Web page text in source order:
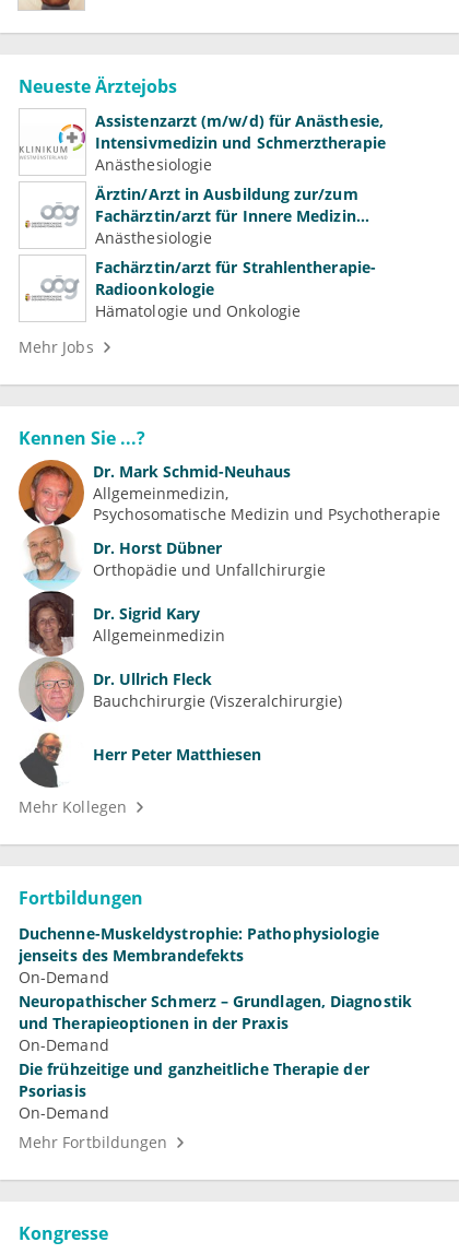
Neueste Ärztejobs
Assistenzarzt (m/w/d) für Anästhesie,
Intensivmedizin und Schmerztherapie
Anästhesiologie
Ärztin/Arzt in Ausbildung zur/zum
Fachärztin/arzt für Innere Medizin
(Kardiologie, Nephrologie, Intensivmedizin)
Anästhesiologie
Fachärztin/arzt für Strahlentherapie-
Radioonkologie
Hämatologie und Onkologie
Mehr Jobs
Kennen Sie ...?
Dr. Mark Schmid-Neuhaus
Allgemeinmedizin
Psychosomatische Medizin und Psychotherapie
Dr. Horst Dübner
Orthopädie und Unfallchirurgie
Dr. Sigrid Kary
Allgemeinmedizin
Dr. Ullrich Fleck
Bauchchirurgie (Viszeralchirurgie)
Herr Peter Matthiesen
Mehr Kollegen
Fortbildungen
Duchenne-Muskeldystrophie: Pathophysiologie
jenseits des Membrandefekts
On-Demand
Neuropathischer Schmerz – Grundlagen, Diagnostik
und Therapieoptionen in der Praxis
On-Demand
Die frühzeitige und ganzheitliche Therapie der
Psoriasis
On-Demand
Mehr Fortbildungen
Kongresse